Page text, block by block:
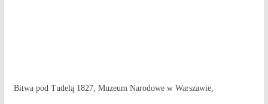
Bitwa pod Tudelą 1827, Muzeum Narodowe w Warszawie,